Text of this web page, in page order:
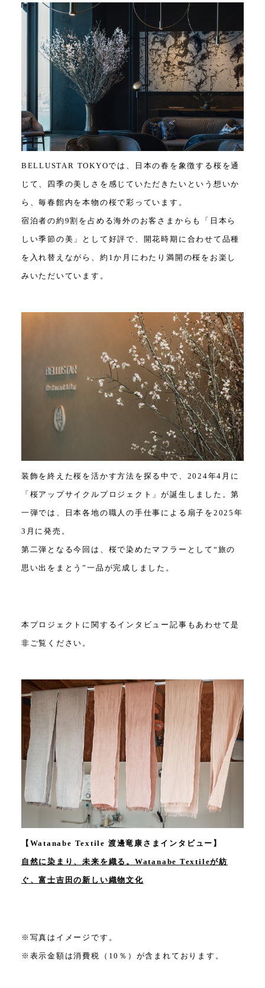
BELLUSTAR TOKYOでは、日本の春を象徴する桜を通
じて、四季の美しさを感じていただきたいという想いか
ら、毎春館内を本物の桜で彩っています。
宿泊者の約9割を占める海外のお客さまからも「日本ら
しい季節の美」として好評で、開花時期に合わせて品種
を入れ替えながら、約1か月にわたり満開の桜をお楽し
みいただいています。
装飾を終えた桜を活かす方法を探る中で、2024年4月に
「桜アップサイクルプロジェクト」が誕生しました。第
一弾では、日本各地の職人の手仕事による扇子を2025年
3月に発売。
第二弾となる今回は、桜で染めたマフラーとして“旅の
思い出をまとう”一品が完成しました。
本プロジェクトに関するインタビュー記事もあわせて是
非ご覧ください。
【Watanabe Textile 渡邊竜康さまインタビュー】
自然に染まり、未来を織る。Watanabe Textileが紡
ぐ、富士吉田の新しい織物文化
※写真はイメージです。
※表示金額は消費税（10％）が含まれております。